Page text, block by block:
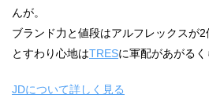
んが。
ブランド力と値段はアルフレックスが
とすわり心地はTRESに軍配があがるく
JDについて詳しく見る